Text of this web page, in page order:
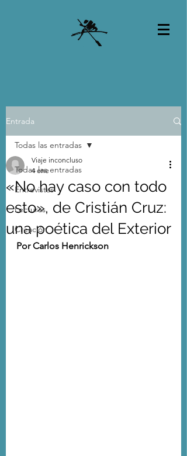
Entrada
Todas las entradas
Entrevistas
Lecturas
Creación
Todas las entradas
«No hay caso con todo
esto», de Cristián Cruz:
una poética del Exterior
Viaje inconcluso
4 ene
Por Carlos Henrickson